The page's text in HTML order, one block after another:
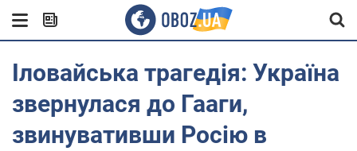
Іловайська трагедія: Україна
звернулася до Гааги,
звинувативши Росію в